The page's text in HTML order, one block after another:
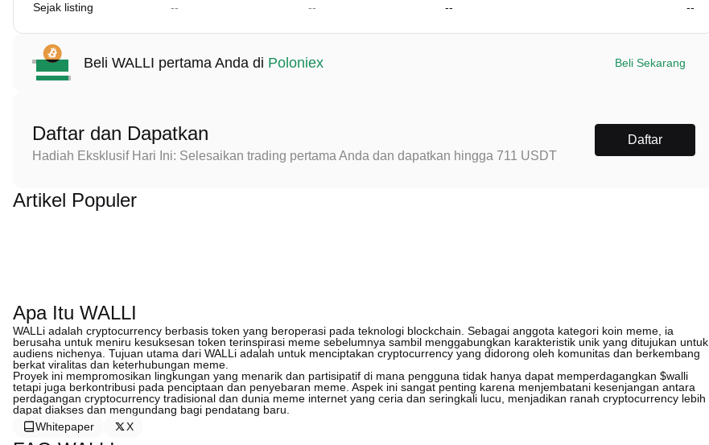
Sejak listing -- -- -- --
Beli WALLI pertama Anda di Poloniex Beli Sekarang
Daftar dan Dapatkan
Hadiah Eksklusif Hari Ini: Selesaikan trading pertama Anda dan dapatkan hingga 711 USDT
Daftar
Artikel Populer
Apa Itu WALLI
WALLi adalah cryptocurrency berbasis token yang beroperasi pada teknologi blockchain. Sebagai anggota kategori koin meme, ia
berusaha untuk meniru kesuksesan token terinspirasi meme sebelumnya sambil menggabungkan karakteristik unik yang ditujukan untuk
audiens nichenya. Tujuan utama dari WALLi adalah untuk menciptakan cryptocurrency yang didorong oleh komunitas dan berkembang
berkat viralitas dan keterhubungan meme.
Proyek ini mempromosikan lingkungan yang menarik dan partisipatif di mana pengguna tidak hanya dapat memperdagangkan $walli
tetapi juga berkontribusi pada penciptaan dan penyebaran meme. Aspek ini sangat penting karena menjembatani kesenjangan antara
perdagangan cryptocurrency tradisional dan dunia meme internet yang ceria dan seringkali lucu, menjadikan ranah cryptocurrency lebih
dapat diakses dan mengundang bagi pendatang baru.
Whitepaper
X